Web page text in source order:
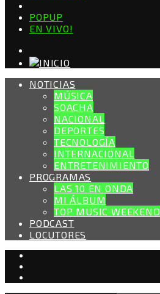
POPUP
EN VIVO!
NOTICIAS
MÚSICA
SOACHA
NACIONAL
DEPORTES
TECNOLOGÍA
INTERNACIONAL
ENTRETENIMIENTO
PROGRAMAS
LAS 10 EN ONDA
MI ÁLBUM
TOP MUSIC WEEKEND
PODCAST
LOCUTORES